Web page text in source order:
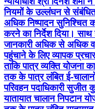
नियमों के उल्लंघन से
अधिक निष्पादन सुनिश्चित
करने का निर्देश दिया।
जानकारी अधिक से अधिक
पहुंचाने के लिए व्यापक
ताकि पात्र व्यक्ति योजना
तक के पात्र लंबित ई-
परिवहन पदाधिकारी सुजीत
यातायात चालान निपटान